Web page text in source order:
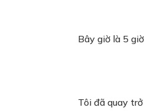
Bây giờ là 5
Tôi đã quay